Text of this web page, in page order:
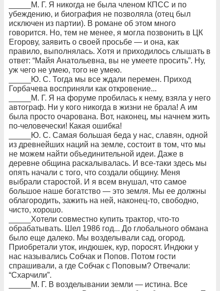
_____М. Г. Я никогда не была членом КПСС и по
убеждению, и биография не позволяла (отец был
исключен из партии). В романе об этом много
говорится. Но, тем не менее, я могла позвонить в ЦК
Егорову, заявить о своей просьбе — и она, как
правило, выполнялась. Хотя и приходилось слышать в
ответ: “Майя Анатольевна, вы не умеете просить”. Ну,
уж чего не умею, того не умею.
_____Ю. С. Тогда мы все ждали перемен. Приход
Горбачева восприняли как откровение...
_____М. Г. Я на форуме пробилась к нему, взяла у него
автограф. Ни у кого никогда в жизни не брала! А им
была просто очарована. Вот, наконец, мы начнем жить
по-человечески! Какая ошибка!
_____Ю. С. Самая большая беда у нас, славян, одной
из древнейших наций на земле, состоит в том, что мы
не можем найти объединительной идеи. Даже в
деревне община раскалывалась. И все-таки здесь мы
опять начали с того, что создали общину. Меня
выбрали старостой. И я всем внушал, что самое
большое наше богатство — это земля. Мы ее должны
облагородить, зажить на ней, наконец-то, свободно,
чисто, хорошо.
_____Хотели совместно купить трактор, что-то
обрабатывать. Шел 1986 год... До глобального обмана
было еще далеко. Мы возделывали сад, огород.
Приобретали уток, индюшек, кур, поросят. Индюки у
нас назывались Собчак и Попов. Потом гости
спрашивали, а где Собчак с Поповым? Отвечали:
“Схарчили”.
_____М. Г. В возделывании земли — истина. Все